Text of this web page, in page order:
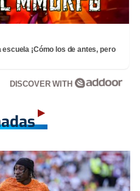
¡Cómo los de antes, pero
DISCOVER WITH